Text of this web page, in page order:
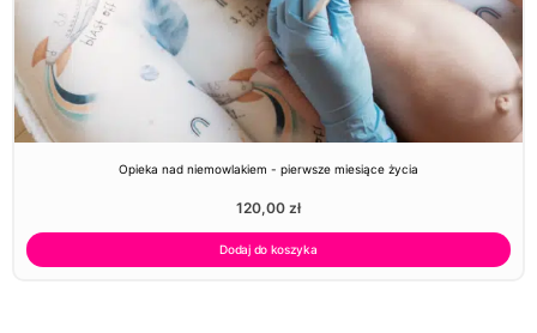
Opieka nad niemowlakiem - pierwsze miesiące życia
120,00 zł
Dodaj do koszyka